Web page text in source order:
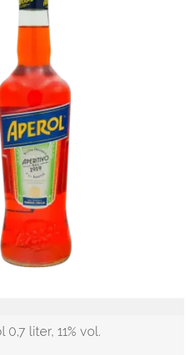
0,7 liter, 11% vol.